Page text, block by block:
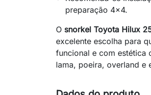
preparação 4x4.
O snorkel Toyota Hilux
excelente escolha para
funcional e com estética
lama, poeira, overland e